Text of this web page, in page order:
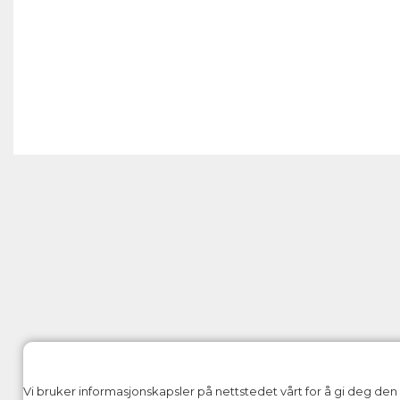
Vi bruker informasjonskapsler på nettstedet vårt for å gi deg